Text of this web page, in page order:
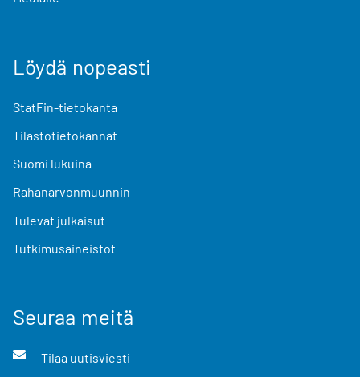
Löydä nopeasti
StatFin-tietokanta
Tilastotietokannat
Suomi lukuina
Rahanarvonmuunnin
Tulevat julkaisut
Tutkimusaineistot
Seuraa meitä
Tilaa uutisviesti